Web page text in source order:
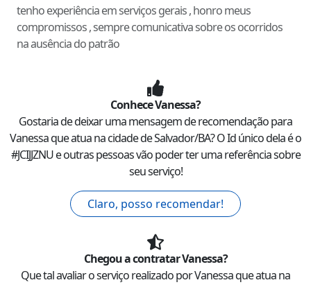
tenho experiência em serviços gerais , honro meus
compromissos , sempre comunicativa sobre os ocorridos
na ausência do patrão
ConheceVanessa?
Gostaria de deixar uma mensagem de recomendação para
Vanessaque atua na cidade deSalvador/BA? O Id único dela é o
#JCIJJZNUe outras pessoas vão poder ter uma referência sobre
seu serviço!
Claro, posso recomendar!
Chegou a contratarVanessa?
Que tal avaliar o serviço realizado porVanessaque atua na